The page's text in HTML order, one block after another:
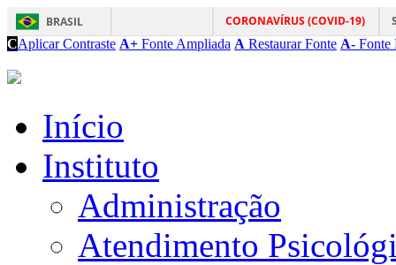
BRASIL CORONAVÍRUS (COVID-19)
CAplicar Contraste A+ Fonte Ampliada A Restaurar Fonte A- Fonte
Início
Instituto
Administração
Atendimento